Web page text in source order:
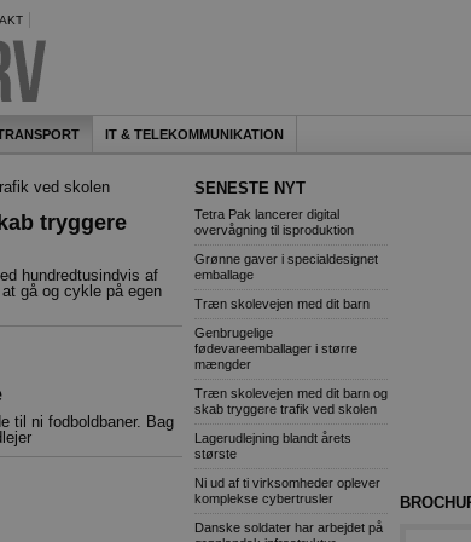
IT & TELEKOMMUNIKATION
tryggere
hundredtusindvis af
gå og cykle på egen
til ni fodboldbaner. Bag
SENESTE NYT
Tetra Pak lancerer digital
overvågning til isproduktion
Grønne gaver i specialdesignet
emballage
Træn skolevejen med dit barn
Genbrugelige
fødevareemballager i større
mængder
Træn skolevejen med dit barn og
skab tryggere trafik ved skolen
Lagerudlejning blandt årets
største
Ni ud af ti virksomheder oplever
komplekse cybertrusler
Danske soldater har arbejdet på